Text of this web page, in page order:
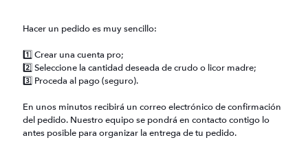
Hacer un pedido es muy sencillo:
1️⃣ Crear una cuenta pro;
2️⃣ Seleccione la cantidad deseada de crudo o licor madre;
3️⃣ Proceda al pago (seguro).
En unos minutos recibirá un correo electrónico de confirmación
del pedido. Nuestro equipo se pondrá en contacto contigo lo
antes posible para organizar la entrega de tu pedido.